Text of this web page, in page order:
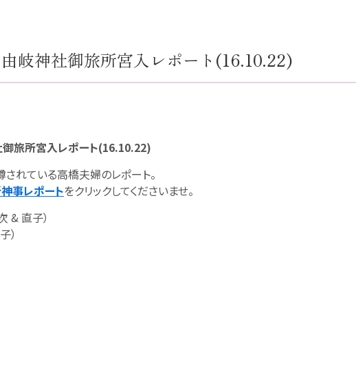
岐神社御旅所宮入レポート(16.10.22)
旅所宮入レポート(16.10.22)
れている高橋夫婦のレポート。
事レポートをクリックしてくださいませ。
直子）